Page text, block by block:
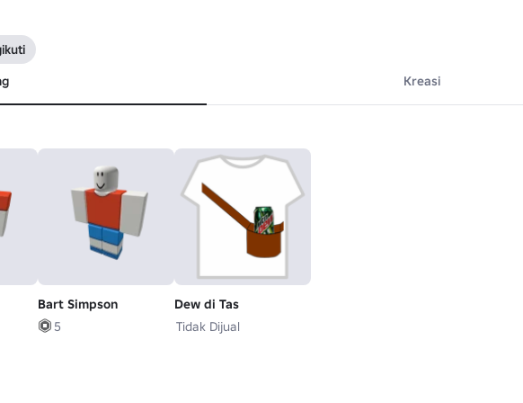
Kreasi
Bart Simpson
5
Dew di Tas
Tidak Dijual